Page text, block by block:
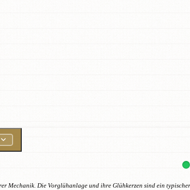
Mechanik. Die Vorglühanlage und ihre Glühkerzen sind ein